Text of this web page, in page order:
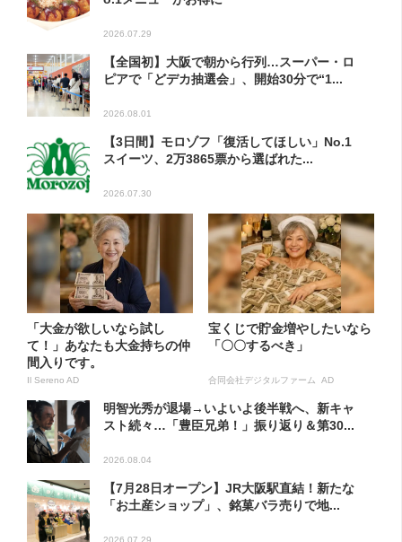
2026.07.29
【全国初】大阪で朝から行列…スーパー・ロ
ピアで「どデカ抽選会」、開始30分で“1...
2026.08.01
【3日間】モロゾフ「復活してほしい」No.1
スイーツ、2万3865票から選ばれた...
2026.07.30
「大金が欲しいなら試し
て！」あなたも大金持ちの仲
間入りです。
Il Sereno AD
宝くじで貯金増やしたいなら
「〇〇するべき」
合同会社デジタルファーム AD
明智光秀が退場→いよいよ後半戦へ、新キャ
スト続々…「豊臣兄弟！」振り返り＆第30...
2026.08.04
【7月28日オープン】JR大阪駅直結！新たな
「お土産ショップ」、銘菓バラ売りで地...